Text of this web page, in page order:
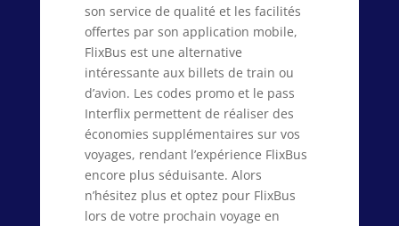
son service de qualité et les facilités
offertes par son application mobile,
FlixBus est une alternative
intéressante aux billets de train ou
d’avion. Les codes promo et le pass
Interflix permettent de réaliser des
économies supplémentaires sur vos
voyages, rendant l’expérience FlixBus
encore plus séduisante. Alors
n’hésitez plus et optez pour FlixBus
lors de votre prochain voyage en